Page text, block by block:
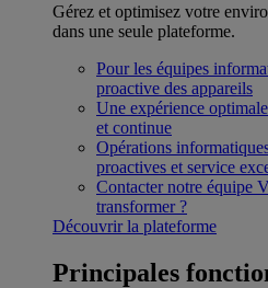
Gérez et optimisez votre
dans une seule plateforme.
Pour les équipes
proactive des appareils
Une expérience optimale
et continue
Opérations
proactives et service
Contacter notre équipe
transformer ?
Découvrir la plateforme
Principales